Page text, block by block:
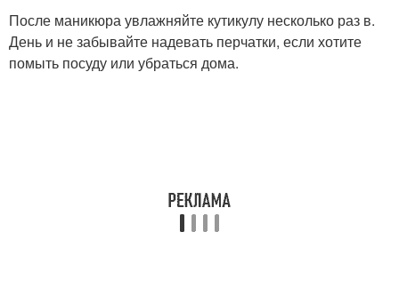
После маникюра увлажняйте кутикулу несколько раз в.
День и не забывайте надевать перчатки, если хотите
помыть посуду или убраться дома.